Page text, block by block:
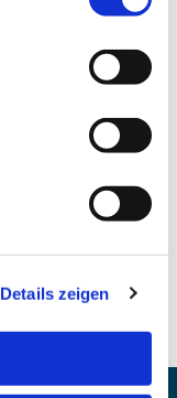
Details zeigen